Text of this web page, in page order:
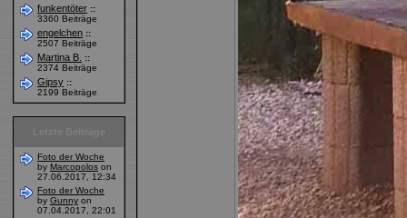
funkentöter ::
3360 Beiträge
engelchen ::
2507 Beiträge
Martina B.
::
2374 Beiträge
Gipsy ::
2199 Beiträge
Foto der Woche
by Marcopolos on
27.06.2017, 12:34
Foto der Woche
by Gunny on
07.04.2017, 22:01